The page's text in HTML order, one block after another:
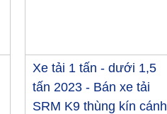
Xe tải 1 tấn - dưới 1,5
tấn 2023 - Bán xe tải
SRM K9 thùng kín cánh